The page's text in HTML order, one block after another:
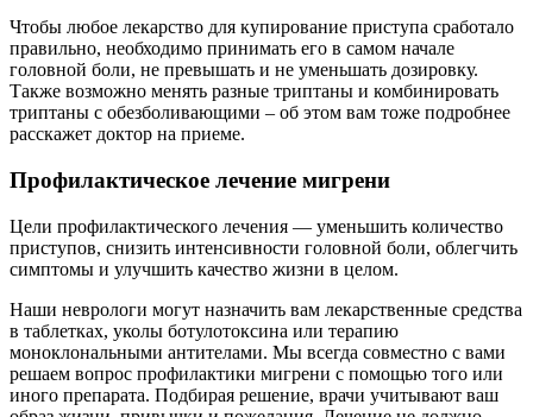
Чтобы любое лекарство для купирование приступа сработало
правильно, необходимо принимать его в самом начале
головной боли, не превышать и не уменьшать дозировку.
Также возможно менять разные триптаны и комбинировать
триптаны с обезболивающими – об этом вам тоже подробнее
расскажет доктор на приеме.
Профилактическое лечение мигрени
Цели профилактического лечения — уменьшить количество
приступов, снизить интенсивности головной боли, облегчить
симптомы и улучшить качество жизни в целом.
Наши неврологи могут назначить вам лекарственные средства
в таблетках, уколы ботулотоксина или терапию
моноклональными антителами. Мы всегда совместно с вами
решаем вопрос профилактики мигрени с помощью того или
иного препарата. Подбирая решение, врачи учитывают ваш